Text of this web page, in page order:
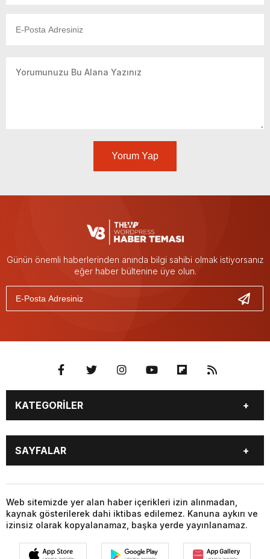
Yorum Yap
Günün önemli haberlerinden anında bilgi sahibi olmak istiyorsanız
eğer haber bültenine üye olun.
KATEGORİLER
BURÇLAR
CANLI BORSA
CANLI SONUÇLAR
COVID-19
FİKSTÜR
FİRMA EKLE
FİRMA REHBERİ
GAZETE OKU
GAZETELER
HABER GÖNDER
HAVA DURUMU
NÖBETÇİ ECZANELER
PARİTELER
SAYFALAR
CANLI SONUÇLAR
CANLI TV
COVID-19
FİKSTÜR
FİRMA EKLE
FİRMA REHBERİ
GAZETE OKU
GAZETELER
Web sitemizde yer alan haber içerikleri izin alınmadan,
kaynak gösterilerek dahi iktibas edilemez. Kanuna aykırı ve
izinsiz olarak kopyalanamaz, başka yerde yayınlanamaz.